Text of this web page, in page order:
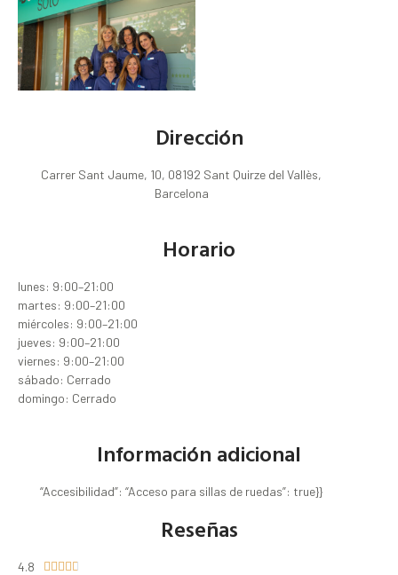
Dirección
Carrer Sant Jaume, 10, 08192 Sant Quirze del Vallès,
Barcelona
Horario
lunes: 9:00–21:00
martes: 9:00–21:00
miércoles: 9:00–21:00
jueves: 9:00–21:00
viernes: 9:00–21:00
sábado: Cerrado
domingo: Cerrado
Información adicional
“Accesibilidad”: “Acceso para sillas de ruedas”: true}}
Reseñas
4.8 